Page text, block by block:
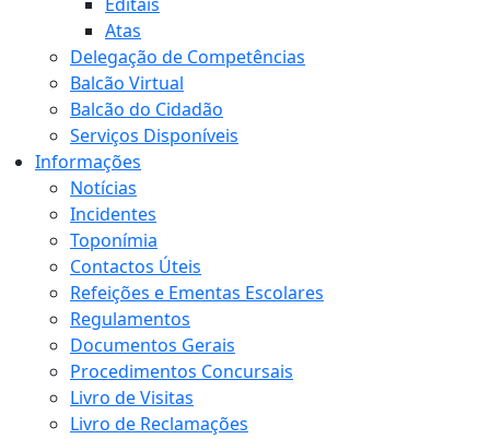
Editais
Atas
Delegação de Competências
Balcão Virtual
Balcão do Cidadão
Serviços Disponíveis
Informações
Notícias
Incidentes
Toponímia
Contactos Úteis
Refeições e Ementas Escolares
Regulamentos
Documentos Gerais
Procedimentos Concursais
Livro de Visitas
Livro de Reclamações